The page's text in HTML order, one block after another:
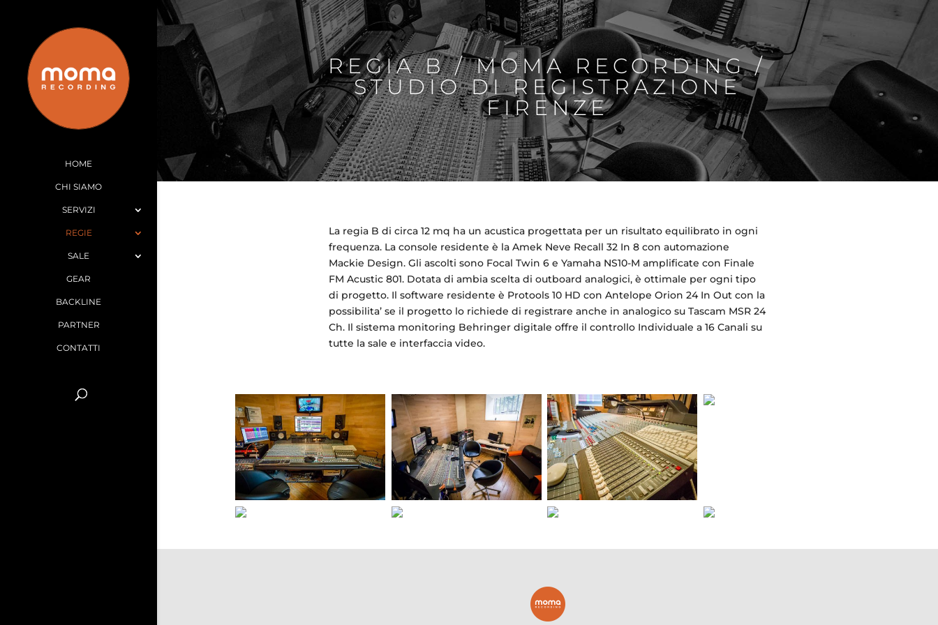
HOME
CHI SIAMO
SERVIZI
REGIE
SALE
GEAR
BACKLINE
PARTNER
CONTATTI
REGIA B / MOMA RECORDING /
STUDIO DI REGISTRAZIONE
FIRENZE
La regia B di circa 12 mq ha un acustica progettata per un risultato equilibrato in ogni
frequenza. La console residente è la Amek Neve Recall 32 In 8 con automazione
Mackie Design. Gli ascolti sono Focal Twin 6 e Yamaha NS10-M amplificate con Finale
FM Acustic 801. Dotata di ambia scelta di outboard analogici, è ottimale per ogni tipo
di progetto. Il software residente è Protools 10 HD con Antelope Orion 24 In Out con la
possibilita’ se il progetto lo richiede di registrare anche in analogico su Tascam MSR 24
Ch. Il sistema monitoring Behringer digitale offre il controllo Individuale a 16 Canali su
tutte la sale e interfaccia video.